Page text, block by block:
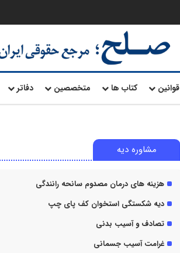
قوانین کتاب ها متخصصین دفاتر
مشاوره دیه
هزینه های درمان مصدوم سانحه رانندگی
دیه شکستگی استخوان کف پای چپ
تصادف و آسیب بدنی
غرامت آسیب جسمانی